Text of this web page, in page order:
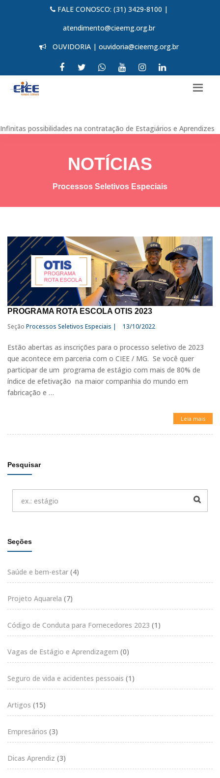
FALE CONOSCO: (31) 3429-8100 |
atendimento@cieemg.org.br
OUVIDORIA | ouvidoria@cieemg.org.br
Infinitas possibilidades na contratação de Estagiários e Aprendizes
NOTÍCIAS
Processos Seletivos Especiais
PROGRAMA ROTA ESCOLA OTIS 2023
Seção Processos Seletivos Especiais | 13/10/2022
Estão abertas as inscrições para o processo seletivo de 2023
que acontece em parceria com o CIEE / MG. Se você quer
participar de um programa de estágio com mais de 80% de
índice de efetivação na maior companhia do mundo em
fabricação e …
Leia mais
Pesquisar
Seções
Saúde e bem-estar (4)
Projeto Aquarela (7)
Código de Conduta para Fornecedores 2023 (1)
Vagas de Estágio e Aprendizagem (0)
Seguro de vida e acidentes pessoais (1)
Artigos (15)
Empresários (3)
Dicas Aprendiz (3)